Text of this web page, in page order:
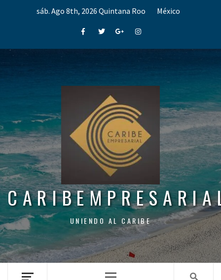
sáb. Ago 8th, 2026 Quintana Roo México
FacebookTwitterGoogle+Instagram
UNIENDO AL CARIBE